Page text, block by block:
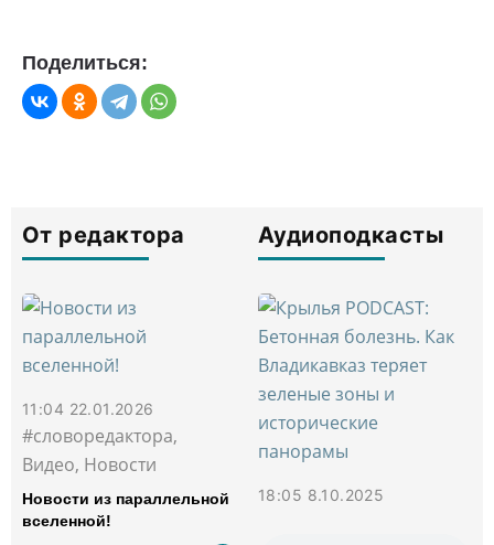
Поделиться:
От редактора
11:04 22.01.2026
#словоредактора,
Видео, Новости
Новости из параллельной
вселенной!
Аудиоподкасты
18:05 8.10.2025